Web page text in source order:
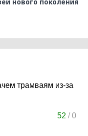
нового поколения
трамваям из-за
52 /0